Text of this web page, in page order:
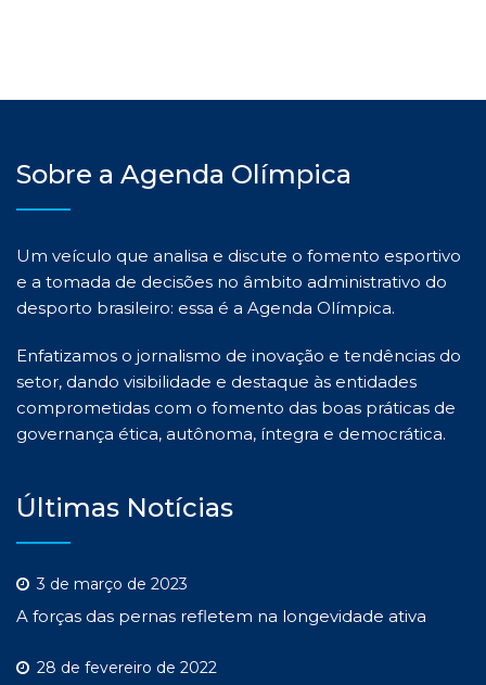
Sobre a Agenda Olímpica
Um veículo que analisa e discute o fomento esportivo
e a tomada de decisões no âmbito administrativo do
desporto brasileiro: essa é a Agenda Olímpica.
Enfatizamos o jornalismo de inovação e tendências do
setor, dando visibilidade e destaque às entidades
comprometidas com o fomento das boas práticas de
governança ética, autônoma, íntegra e democrática.
Últimas Notícias
3 de março de 2023
A forças das pernas refletem na longevidade ativa
28 de fevereiro de 2022